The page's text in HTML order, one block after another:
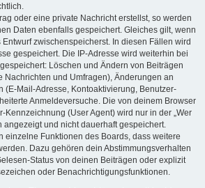
oder eine private Nachricht erstellst, so werden
Daten ebenfalls gespeichert. Gleiches gilt, wenn
zwischenspeicherst. In diesen Fällen wird
gespeichert. Die IP-Adresse wird weiterhin bei
Löschen und Ändern von Beiträgen
Nachrichten und Umfragen), Änderungen an
(E-Mail-Adresse, Kontoaktivierung, Benutzer-
Anmeldeversuche. Die von deinem Browser
Kennzeichnung (User Agent) wird nur in der „Wer
angezeigt und nicht dauerhaft gespeichert.
einzelne Funktionen des Boards, dass weitere
Dazu gehören dein Abstimmungsverhalten
Status von deinen Beiträgen oder explizit
oder Benachrichtigungsfunktionen.